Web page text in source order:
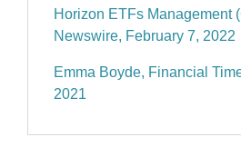
Horizon ETFs Management
Newswire, February 7, 2022
Emma Boyde, Financial
2021